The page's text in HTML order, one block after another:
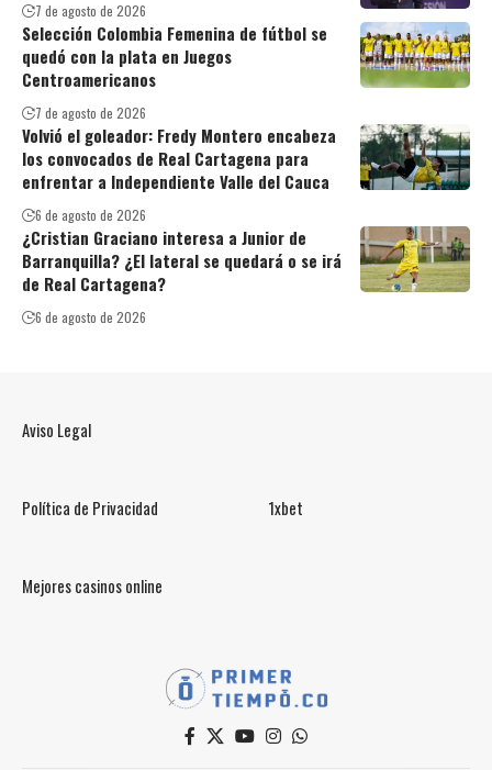
7 de agosto de 2026
Selección Colombia Femenina de fútbol se
quedó con la plata en Juegos
Centroamericanos
7 de agosto de 2026
Volvió el goleador: Fredy Montero encabeza
los convocados de Real Cartagena para
enfrentar a Independiente Valle del Cauca
6 de agosto de 2026
¿Cristian Graciano interesa a Junior de
Barranquilla? ¿El lateral se quedará o se irá
de Real Cartagena?
6 de agosto de 2026
Aviso Legal
Política de Privacidad 1xbet
Mejores casinos online